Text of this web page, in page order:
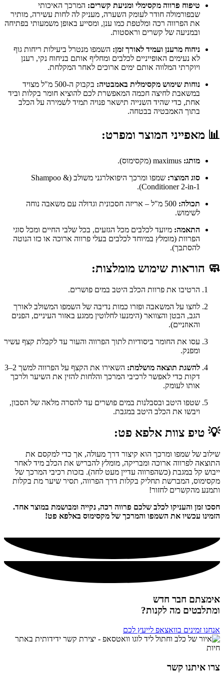
טיפוח פרווה מקסימלי ומניעת קשרים: המרכך האיכותי
שבפורמולה חודר לעומק השערה, מעניק לה לחות עשירה, מותיר
את הפרווה רכה ומלטפת כמו ענן, ומסייע באופן משמעותי בפתיחה
ובמניעה של קשרים וראסטות.
ניחוח מרענן ועמיד לאורך זמן: השמפו מנטרל ביעילות ריחות גוף
לא נעימים האופייניים לכלבים ומחליף אותם בניחוח נקי, רענן
ויוקרתי המלווה אותם ימים ארוכים לאחר המקלחת.
נוחות שימוש מקסימלית באמבטיה:
בקבוק ה-500 מ"ל מצויד
במשאבת לחיצה חכמה המאפשרת לכם להוציא חומר בקלות וביד
אחת, כדי שהיד השנייה תישאר פנויה תמיד לשמירה על הכלב
בתוך האמבטיה בבטחה.
📊 מאפייני המוצר ומפרט:
מותג:
סוג המוצר:
שמפו ומרכך היפואלרגני משולב (Shampoo &
Conditioner 2-in-1).
תכולה:
500 מ"ל – אריזה חסכונית וגדולה עם משאבה נוחה
לשימוש.
התאמה: מיועד לכלבים מכל הגזעים, בכל שלבי החיים ומכל סוגי
הפרוות (מומלץ במיוחד לכלבים בעלי פרווה ארוכה או כזו הנוטה
להסתבך).
🧼 הוראות שימוש מומלצות:
הרטיבו את פרוות הכלב היטב במים פושרים.
לחצו על המשאבה ופזרו כמות נדיבה של השמפו המשולב לאורך
הגב, הבטן והצוואר (הימנעו לחלוטין ממגע באזור העיניים, הפנים
והאוזניים).
עסו את החומר ביסודיות לתוך הפרווה והעור עד לקבלת קצף עשיר
ומפנק.
להשגת תוצאה מושלמת:
השאירו את הקצף על הפרווה למשך 2–3
דקות כדי לאפשר לרכיבי המרכך והלחות להזין את השיער ולרכך
אותו לעומק.
שטפו היטב ובסבלנות במים פושרים עד להסרה מלאה של הסבון,
ויבשו את הכלב היטב במגבת.
💡 טיפ צוות אלפא פט:
שילוב של שמפו ומרכך הוא קיצור דרך מעולה, אך כדי למקסם את
התוצאה לפרווה ארוכה ומבריקה, מומלץ להבריש את הכלב מיד לאחר
ייבוש קל במגבת (כשהפרווה עדיין מעט לחה). בזכות רכיבי המרכך של
מקסימוס, המברשת תחליק בקלות דרך הפרווה, תסיר שיער מת בקלות
ותמנע מהקשרים לחזור!
חסכו זמן והעניקו לכלב שלכם פרווה רכה, נקייה ומבושמת במוצר אחד.
הזמינו עכשיו את השמפו והמרכך של מקסימוס באלפא פט!
אימצתם חבר חדש
ומתלבטים מה לקנות?
אנחנו זמינים בוואצאפ לייעץ לכם
צרו איתנו קשר